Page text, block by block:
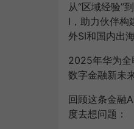
从“区域经验”
I，助力伙伴构
外SI和国内出
2025年华为全
数字金融新未
回顾这条金融
度去想问题：